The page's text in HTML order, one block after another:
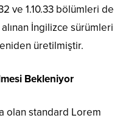
ve 1.10.33 bölümleri de
İngilizce sürümleri
üretilmiştir.
Bekleniyor
olan standard Lorem